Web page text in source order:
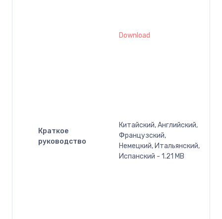
Краткое
руководство
Download
Китайский, Английский,
Французский,
Немецкий, Итальянский,
Испанский - 1.21 MB